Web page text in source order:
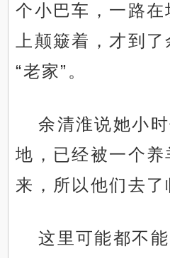
个小巴车，一路
上颠簸着，才到
“老家”。
余清淮说她小
地，已经被一个
来，所以他们去了
这里可能都不